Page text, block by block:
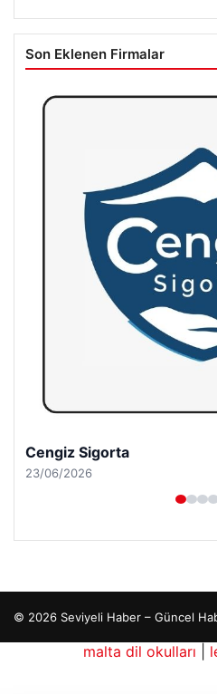
Son Eklenen Firmalar
Cengiz Sigorta
23/06/2026
© 2026 Seviyeli Haber – Güncel
malta dil okulları